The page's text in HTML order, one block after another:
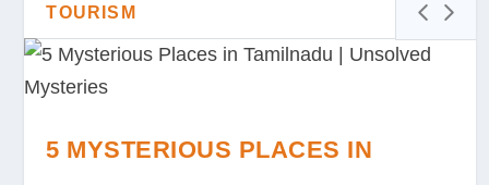
TOURISM
5 MYSTERIOUS PLACES IN